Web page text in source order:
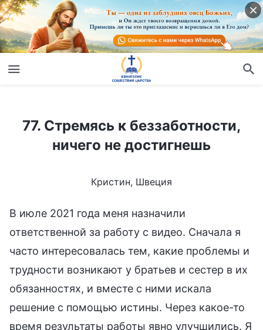
77. Стремясь к беззаботности, ничего не достигнешь
77. Стремясь к беззаботности,
ничего не достигнешь
Кристин, Швеция
В июле 2021 года меня назначили
ответственной за работу с видео. Сначала я
часто интересовалась тем, какие проблемы и
трудности возникают у братьев и сестер в их
обязанностях, и вместе с ними искала
решение с помощью истины. Через какое-то
время результаты работы явно улучшились. Я